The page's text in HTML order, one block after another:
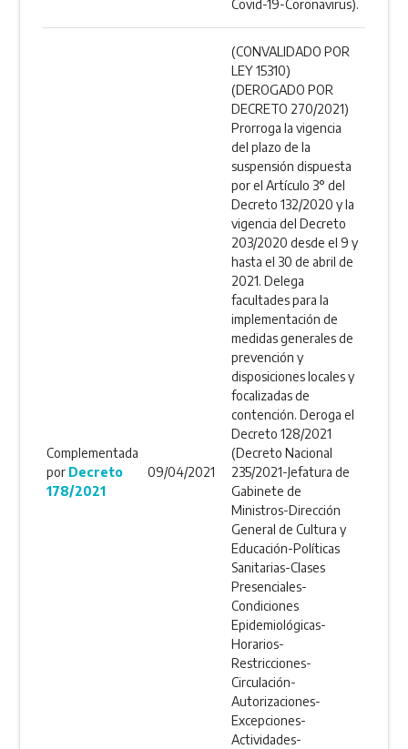
Covid-19-Coronavirus).
Complementada
por Decreto
178/2021
09/04/2021
(CONVALIDADO POR
LEY 15310)
(DEROGADO POR
DECRETO 270/2021)
Prorroga la vigencia
del plazo de la
suspensión dispuesta
por el Artículo 3° del
Decreto 132/2020 y la
vigencia del Decreto
203/2020 desde el 9 y
hasta el 30 de abril de
2021. Delega
facultades para la
implementación de
medidas generales de
prevención y
disposiciones locales y
focalizadas de
contención. Deroga el
Decreto 128/2021
(Decreto Nacional
235/2021-Jefatura de
Gabinete de
Ministros-Dirección
General de Cultura y
Educación-Políticas
Sanitarias-Clases
Presenciales-
Condiciones
Epidemiológicas-
Horarios-
Restricciones-
Circulación-
Autorizaciones-
Excepciones-
Actividades-